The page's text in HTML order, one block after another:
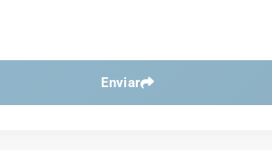
Enviar